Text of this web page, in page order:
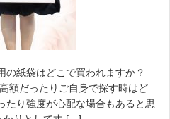
の紙袋はどこで買われますか？
額だったりご自身で探す時はど
たり強度が心配な場合もあると思